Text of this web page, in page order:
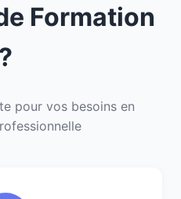
Formation
?
pour vos besoins en